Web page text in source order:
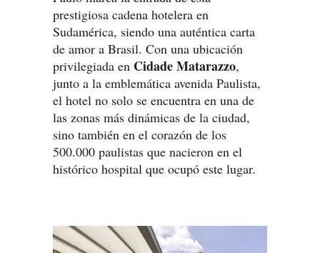
prestigiosa cadena hotelera en
Sudamérica, siendo una auténtica carta
de amor a Brasil. Con una ubicación
privilegiada en Cidade Matarazzo,
junto a la emblemática avenida Paulista,
el hotel no solo se encuentra en una de
las zonas más dinámicas de la ciudad,
sino también en el corazón de los
500.000 paulistas que nacieron en el
histórico hospital que ocupó este lugar.